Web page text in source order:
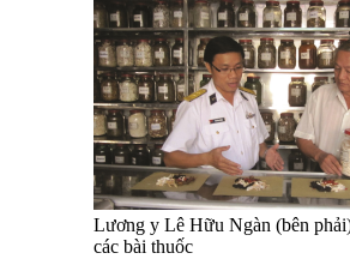
Lương y Lê Hữu Ngàn (bên
các bài thuốc